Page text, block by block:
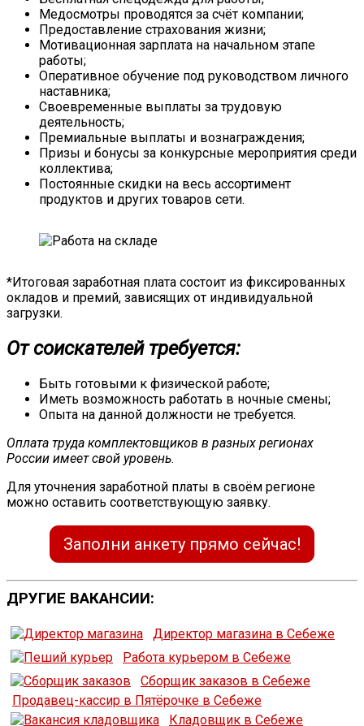
Медосмотры проводятся за счёт компании;
Предоставление страхования жизни;
Мотивационная зарплата на начальном этапе
работы;
Оперативное обучение под руководством личного
наставника;
Своевременные выплаты за трудовую
деятельность;
Премиальные выплаты и вознаграждения;
Призы и бонусы за конкурсные мероприятия среди
коллектива;
Постоянные скидки на весь ассортимент
продуктов и других товаров сети.
*Итоговая заработная плата состоит из фиксированных
окладов и премий, зависящих от индивидуальной
загрузки.
От соискателей требуется:
Быть готовыми к физической работе;
Иметь возможность работать в ночные смены;
Опыта на данной должности не требуется.
Оплата труда комплектовщиков в разных регионах
России имеет свой уровень.
Для уточнения заработной платы в своём регионе
можно оставить соответствующую заявку.
Заполни анкету прямо сейчас!
ДРУГИЕ ВАКАНСИИ:
Директор магазина в Себеже
Работа курьером в Себеже
Сборщик заказов в Себеже
Продавец-кассир в Пятёрочке в Себеже
Кладовщик в Себеже